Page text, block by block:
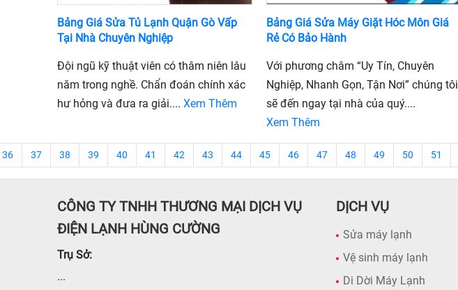
Bảng Giá Sửa Tủ Lạnh Quận Gò Vấp
Tại Nhà Chuyên Nghiệp
Đội ngũ kỹ thuật viên có thâm niên lâu
năm trong nghề. Chẩn đoán chính xác
hư hỏng và đưa ra giải.... Xem Thêm
Bảng Giá Sửa Máy Giặt Hóc Môn Giá
Rẻ Có Bảo Hành
Với phương châm “Uy Tín, Chuyên
Nghiệp, Nhanh Gọn, Tận Nơi” chúng tôi
sẽ đến ngay tại nhà của quý....
Xem Thêm
36 37 38 39 40 41 42 43 44 45 46 47 48 49 50 51
CÔNG TY TNHH THƯƠNG MẠI DỊCH VỤ
ĐIỆN LẠNH HÙNG CƯỜNG
Trụ Sở:
...
DỊCH VỤ
Sửa máy lạnh
Vệ sinh máy lạnh
Di Dời Máy Lạnh